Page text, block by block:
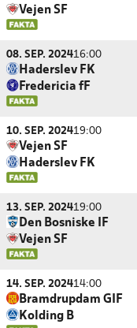
Vejen SF
08. SEP. 202416:00
Haderslev FK
Fredericia fF
10. SEP. 202419:00
Vejen SF
Haderslev FK
13. SEP. 202419:00
Den Bosniske IF
Vejen SF
14. SEP. 202414:00
Bramdrupdam GIF
Kolding B